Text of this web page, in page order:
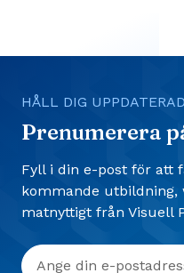
HÅLL DIG UPPDATERAD
Prenumerera
Fyll i din e-post för att
kommande
matnyttigt från Visuell